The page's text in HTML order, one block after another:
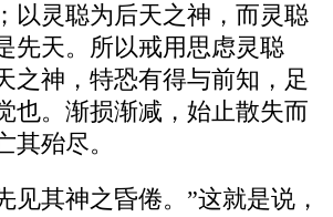
以灵聪为后天之神，而灵聪
先天。所以戒用思虑灵聪
之神，特恐有得与前知，足
也。渐损渐减，始止散失而
其殆尽。
见其神之昏倦。”这就是说，